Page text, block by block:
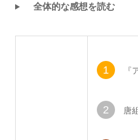
全体的な感想を読む
1 『ア
2 唐組